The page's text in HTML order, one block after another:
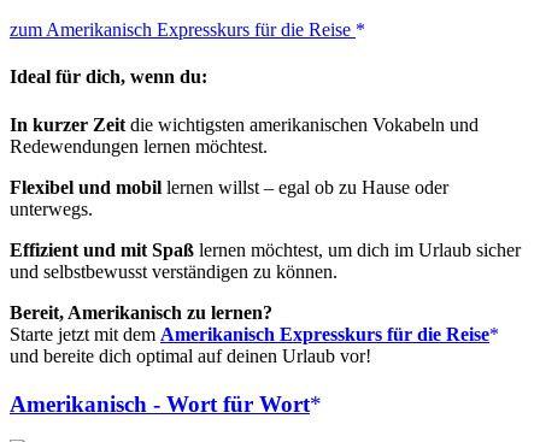
zum Amerikanisch Expresskurs für die Reise
Ideal für dich, wenn du:
In kurzer Zeit die wichtigsten amerikanischen Vokabeln und
Redewendungen lernen möchtest.
Flexibel und mobil lernen willst – egal ob zu Hause oder
unterwegs.
Effizient und mit Spaß lernen möchtest, um dich im Urlaub sicher
und selbstbewusst verständigen zu können.
Bereit, Amerikanisch zu lernen?
Starte jetzt mit dem Amerikanisch Expresskurs für die Reise
und bereite dich optimal auf deinen Urlaub vor!
Amerikanisch - Wort für Wort